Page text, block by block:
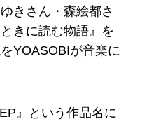
きさん・森絵都さ
きに読む物語』を
YOASOBIが音楽に
』という作品名に